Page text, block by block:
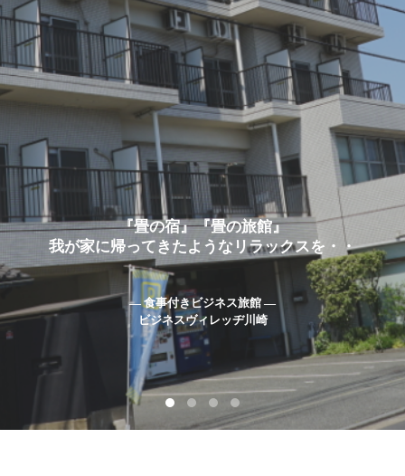
『畳の宿』『畳の旅館』
我が家に帰ってきたようなリラックスを・・
― 食事付きビジネス旅館 ―
ビジネスヴィレッヂ川崎